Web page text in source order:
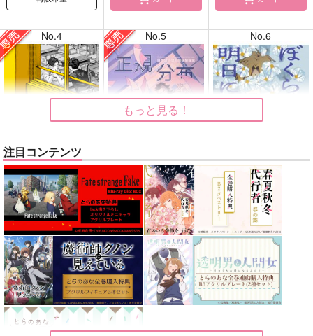
No.4
告白
ガヤ
専売 1,415円（税込）
ひゃくえむ。
小宮×トガシ
サンプル
カート
No.5
正規分布の外側
九十九
専売 630円（税込）
鬼滅の刃
不死川実弥×不死川玄弥
サンプル
No.6
ぼくらはシスタス、明
日には死ぬ花
kobashiri
1,760円 （税込）
メダリスト
夜鷹純×明浦路司
サンプル
もっと見る！
注目コンテンツ